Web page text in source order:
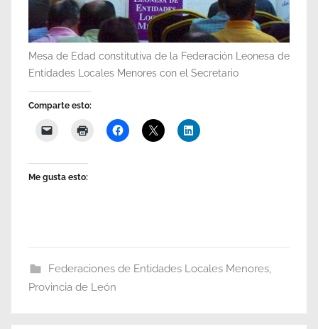
Mesa de Edad constitutiva de la Federación Leonesa de
Entidades Locales Menores con el Secretario
Comparte esto:
Me gusta esto:
Federaciones de Entidades Locales Menores,
Provincia de León